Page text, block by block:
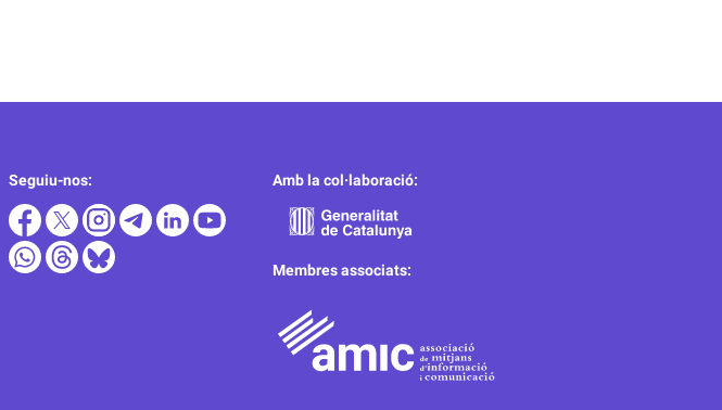
Seguiu-nos: Amb la col·laboració:
Membres associats: